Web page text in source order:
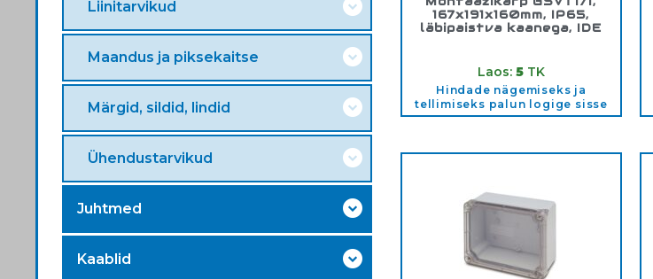
Liinitarvikud
Maandus ja piksekaitse
Märgid, sildid, lindid
Ühendustarvikud
Juhtmed
Kaablid
167x191x160mm, IP65,
läbipaistva kaanega, IDE
Laos: 5TK
Hindade nägemiseks ja
tellimiseks palun logige sisse